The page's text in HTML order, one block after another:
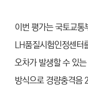
이번 평가는 국토교
LH품질시험인정센터
오차가 발생할 수 있
방식으로 경량충격음